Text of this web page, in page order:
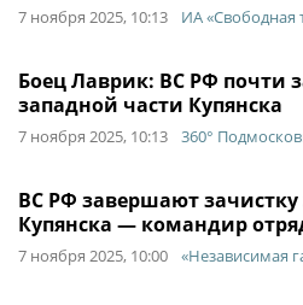
7 ноября 2025, 10:13 ИА «Свободная
Боец Лаврик: ВС РФ почти
западной части Купянска
7 ноября 2025, 10:13 360°
ВС РФ завершают
Купянска — командир
7 ноября 2025, 10:00 «Независимая